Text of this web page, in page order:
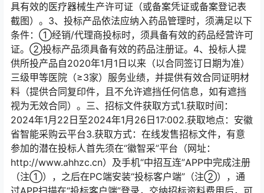
具有效的医疗器械生产许可证（或备案凭证或备案登记表
截图）。3、投标产品依法应纳入药品管理时，须满足以下
条件：①经销/代理商投标时，须具备有效的药品经营许可
证。②投标产品须具备有效的药品注册证。4、投标人提
供所投产品自2020年1月1日以来（以合同签订日期为准）
三级甲等医院（≥3家）服务业绩，并提供有效合同证明材
料（提供合同复印件，且不允许遮挡任何信息，如有遮挡
视为无效合同）。三、招标文件获取方式1.获取时间：
2024年1月22日至2024年1月26日17:002.获取地点：安徽
省智能采购云平台3.获取方式：在线发售招标文件，有意
参加的潜在投标人首先须在“徽智采”平台（网址：
http://www.ahhzc.cn）及手机“中招互连”APP中完成注册
（注①），之后在PC端安装“投标客户端”（注②），通
过APP扫描在“投标客户端”登录，交纳招标资料费用后，可